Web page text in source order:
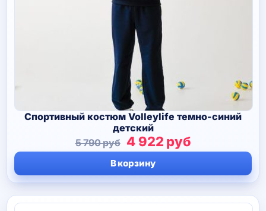
Спортивный костюм Volleylife темно-синий
детский
5 790руб Первоначальная
цена
составляла
5
790 руб.
4 922 рубТекущая
цена:
4
922 руб.
В корзину